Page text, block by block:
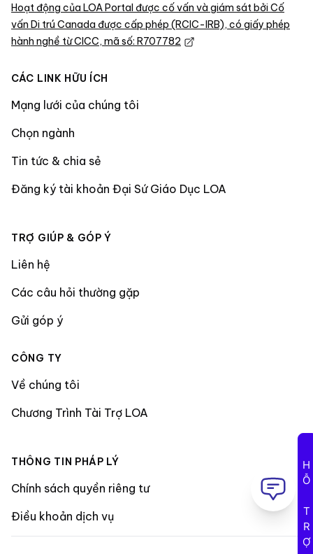
Hoạt động của LOA Portal được cố vấn và giám sát bởi Cố
vấn Di trú Canada được cấp phép (RCIC-IRB), có giấy phép
hành nghề từ CICC, mã số: R707782
CÁC LINK HỮU ÍCH
Mạng lưới của chúng tôi
Chọn ngành
Tin tức & chia sẻ
Đăng ký tài khoản Đại Sứ Giáo Dục LOA
TRỢ GIÚP & GÓP Ý
Liên hệ
Các câu hỏi thường gặp
Gửi góp ý
CÔNG TY
Về chúng tôi
Chương Trình Tài Trợ LOA
THÔNG TIN PHÁP LÝ
Chính sách quyền riêng tư
Điều khoản dịch vụ
HỖ TRỢ